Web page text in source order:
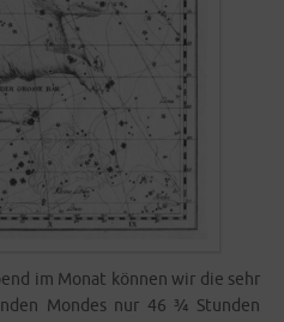
im Monat kön­nen wir die sehr
Mon­des nur 46 ¾ Stun­den